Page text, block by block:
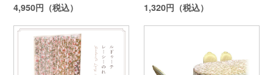
4,950円（税込） 1,320円（税込）